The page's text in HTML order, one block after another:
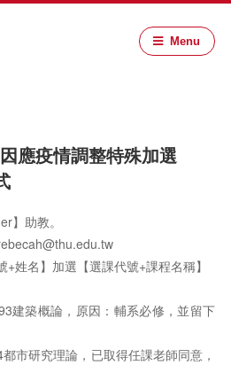
Menu
應疫情調整特殊加選
】助教。
姓名】加選【選課代號+課程名稱】
概論，原因：輔系必修，並留下
究理論，已取得任課老師同意，